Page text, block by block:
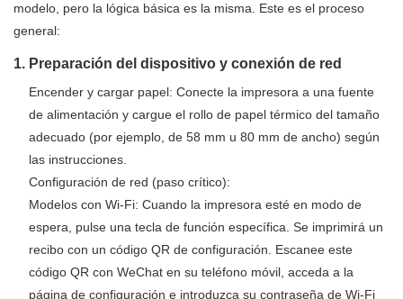
modelo, pero la lógica básica es la misma. Este es el proceso
general:
1. Preparación del dispositivo y conexión de red
Encender y cargar papel: Conecte la impresora a una fuente
de alimentación y cargue el rollo de papel térmico del tamaño
adecuado (por ejemplo, de 58 mm u 80 mm de ancho) según
las instrucciones.
Configuración de red (paso crítico):
Modelos con Wi-Fi: Cuando la impresora esté en modo de
espera, pulse una tecla de función específica. Se imprimirá un
recibo con un código QR de configuración. Escanee este
código QR con WeChat en su teléfono móvil, acceda a la
página de configuración e introduzca su contraseña de Wi-Fi